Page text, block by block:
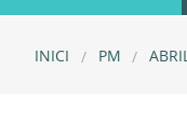
INICI PM ABRIL